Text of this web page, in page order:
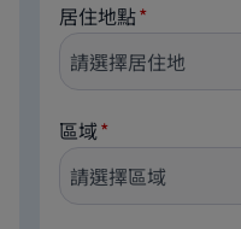
居住地點
區域